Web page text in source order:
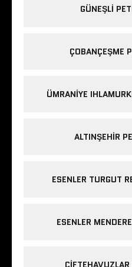
GÜNEŞLI
ÇOBANÇEŞME
ÜMRANIYE
ALTINŞEHIR
ESENLER TURGUT
ESENLER